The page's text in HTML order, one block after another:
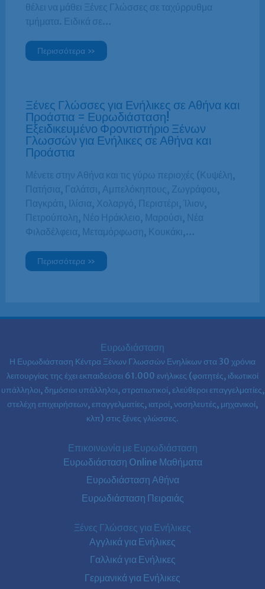
θέλει να μάθει Ξένες Γλώσσες σε ταχύρρυθμα
τμήματα. Ειδικά σε…
Περισσότερα »
Ξένες Γλώσσες για Ενήλικες σε Αθήνα και
Προάστια = Ευρωδιάσταση!
Εξειδικευμένο Φροντιστήριο Ξένων
Γλωσσών για Ενήλικες σε Αθήνα και
Προάστια
Μένετε στην Αθήνα και τις γύρω περιοχές (Κυψέλη,
Πατήσια, Γαλάτσι, Αμπελόκηπους, Ζωγράφου,
Παγκράτι, Ιλίσια, Χολαργό, Περιστέρι, Ίλιον,
Πετρούπολη, Νέο Ηράκλειο, Μαρούσι, Νέα
Φιλαδέλφεια, Μεταμόρφωση, Κουκάκι,…
Περισσότερα »
Ευρωδιάσταση
Η Ευρωδιάσταση Κέντρα Ξένων Γλωσσών Ενηλίκων στα 30 χρόνια
λειτουργίας της έχει εκπαιδεύσει 61.000 ενήλικες (φοιτητές, ιδιωτικοί
υπάλληλοι, δημόσιοι υπάλληλοι, στρατιωτικοί, ελεύθεροι επαγγελματίες,
στελέχη επιχειρήσεων, επαγγελματίες, ιατροί, νοσηλευτές, μηχανικοί,
κλπ) στις ξένες γλώσσες.
Επικοινωνία με Ευρωδιάσταση
Ευρωδιάσταση Online Μαθήματα
Ευρωδιάσταση Αθήνα
Ευρωδιάσταση Πειραιάς
Ξένες Γλώσσες για Ενήλικες
Αγγλικά για Ενήλικες
Γαλλικά για Ενήλικες
Γερμανικά για Ενήλικες